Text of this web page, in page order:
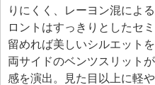
りにくく、レーヨン混によ
ロントはすっきりとしたセ
留めれば美しいシルエットを
両サイドのベンツスリット
感を演出。見た目以上に軽